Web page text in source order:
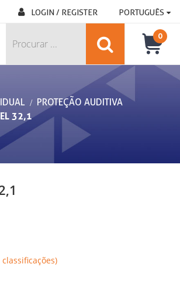
LOGIN / REGISTER PORTUGUÊS
0
PROTEÇÃO AUDITIVA
32,1